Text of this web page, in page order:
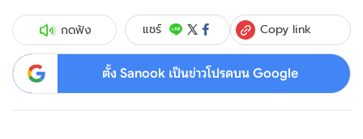
กดฟัง แชร์ Copy link
ตั้ง Sanook เป็นข่าวโปรดบน Google